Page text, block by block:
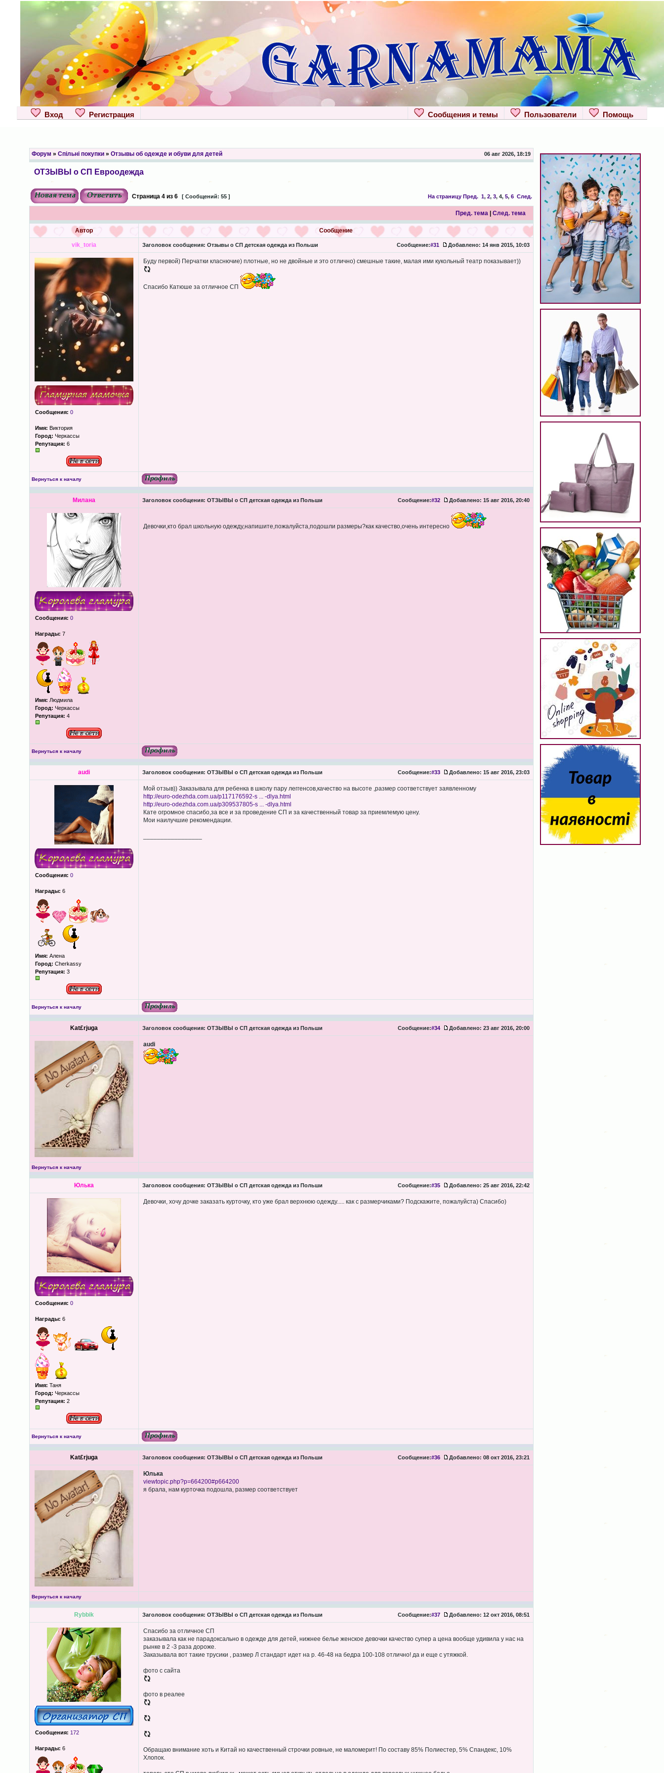
Вход Регистрация Помощь
Пользователи
Сообщения и темы
Форум » Спільні покупки» Отзывы об одежде и обуви для детей 06 авг 2026, 18:19
ОТЗЫВЫ о СП Евроодежда
Страница 4из 6 [ Сообщений: 55 ] На страницу Пред. 1, 2, 3, 4, 5, 6 След.
Пред. тема| След. тема
Автор Сообщение
vik_toria Заголовок сообщения: Отзывы о СП детская одежда из Польши Сообщение:#31 Добавлено: 14 янв 2015, 10:03
Сообщения: 0
Имя: Виктория
Город: Черкассы
Репутация: 6
Буду первой) Перчатки класнючие) плотные, но не двойные и это отлично) смешные такие, малая ими кукольный театр показывает))
Спасибо Катюше за отличное СП
Вернуться к началу
Милана Заголовок сообщения: ОТЗЫВЫ о СП детская одежда из Польши Сообщение:#32 Добавлено: 15 авг 2016, 20:40
Сообщения: 0
Награды: 7
Имя: Людмила
Город: Черкассы
Репутация: 4
Девочки,кто брал школьную одежду,напишите,пожалуйста,подошли размеры?как качество,очень интересно
Вернуться к началу
audi Заголовок сообщения: ОТЗЫВЫ о СП детская одежда из Польши Сообщение:#33 Добавлено: 15 авг 2016, 23:03
Сообщения: 0
Награды: 6
Имя: Алена
Город: Cherkassy
Репутация: 3
Мой отзыв)) Заказывала для ребенка в школу пару леггенсов,качество на высоте ,размер соответствует заявленному
http://euro-odezhda.com.ua/p117176592-s ... -dlya.html
http://euro-odezhda.com.ua/p309537805-s ... -dlya.html
Кате огромное спасибо,за все и за проведение СП и за качественный товар за приемлемую цену.
Мои наилучшие рекомендации.
Вернуться к началу
Kat£rjuga Заголовок сообщения: ОТЗЫВЫ о СП детская одежда из Польши Сообщение:#34 Добавлено: 23 авг 2016, 20:00
audi
Вернуться к началу
Юлька Заголовок сообщения: ОТЗЫВЫ о СП детская одежда из Польши Сообщение:#35 Добавлено: 25 авг 2016, 22:42
Сообщения: 0
Награды: 6
Имя: Таня
Город: Черкассы
Репутация: 2
Девочки, хочу дочке заказать курточку, кто уже брал верхнюю одежду..... как с размерчиками? Подскажите, пожалуйста) Спасибо)
Вернуться к началу
Kat£rjuga Заголовок сообщения: ОТЗЫВЫ о СП детская одежда из Польши Сообщение:#36 Добавлено: 08 окт 2016, 23:21
Юлька
viewtopic.php?p=664200#p664200
я брала, нам курточка подошла, размер соответствует
Вернуться к началу
Rybbik Заголовок сообщения: ОТЗЫВЫ о СП детская одежда из Польши Сообщение:#37 Добавлено: 12 окт 2016, 08:51
Сообщения: 172
Награды: 6
Спасибо за отличное СП
заказывала как не парадоксально в одежде для детей, нижнее белье женское девочки качество супер а цена вообще удивила у нас на
рынке в 2 -3 раза дороже.
Заказывала вот такие трусики , размер Л стандарт идет на р. 46-48 на бедра 100-108 отлично! да и еще с утяжкой.
фото с сайта
фото в реалее
Обращаю внимание хоть и Китай но качественный строчки ровные, не маломерит! По составу 85% Полиестер, 5% Спандекс, 10%
Хлопок.